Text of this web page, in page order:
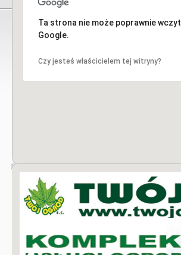
Ta strona nie może poprawnie
Google.
Czy jesteś właścicielem tej witryny?